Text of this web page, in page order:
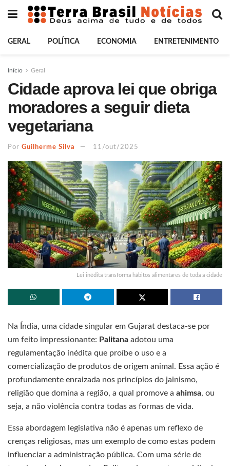
GERAL POLÍTICA ECONOMIA ENTRETENIMENTO
Início Geral
Cidade aprova lei que obriga
moradores a seguir dieta
vegetariana
Por Guilherme Silva 11/out/2025
Lei inédita transforma hábitos alimentares de toda a cidade
Na Índia, uma cidade singular em Gujarat destaca-se por
um feito impressionante: Palitana adotou uma
regulamentação inédita que proíbe o uso e a
comercialização de produtos de origem animal. Essa ação é
profundamente enraizada nos princípios do jainismo,
religião que domina a região, a qual promove a ahimsa, ou
seja, a não violência contra todas as formas de vida.
Essa abordagem legislativa não é apenas um reflexo de
crenças religiosas, mas um exemplo de como estas podem
influenciar a administração pública. Com uma série de